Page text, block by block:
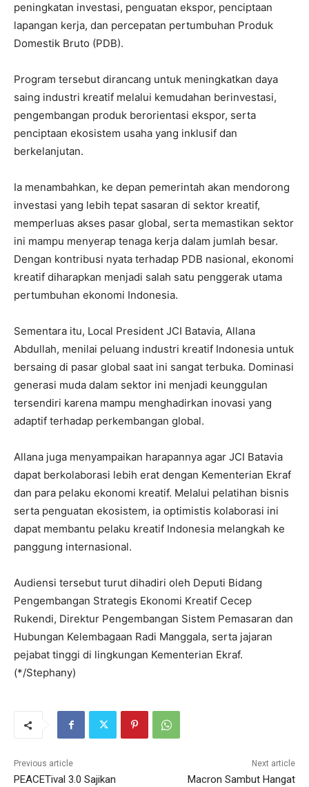
peningkatan investasi, penguatan ekspor, penciptaan
lapangan kerja, dan percepatan pertumbuhan Produk
Domestik Bruto (PDB).
Program tersebut dirancang untuk meningkatkan daya
saing industri kreatif melalui kemudahan berinvestasi,
pengembangan produk berorientasi ekspor, serta
penciptaan ekosistem usaha yang inklusif dan
berkelanjutan.
‎Ia menambahkan, ke depan pemerintah akan mendorong
investasi yang lebih tepat sasaran di sektor kreatif,
memperluas akses pasar global, serta memastikan sektor
ini mampu menyerap tenaga kerja dalam jumlah besar.
Dengan kontribusi nyata terhadap PDB nasional, ekonomi
kreatif diharapkan menjadi salah satu penggerak utama
pertumbuhan ekonomi Indonesia.
‎Sementara itu, Local President JCI Batavia, Allana
Abdullah, menilai peluang industri kreatif Indonesia untuk
bersaing di pasar global saat ini sangat terbuka. Dominasi
generasi muda dalam sektor ini menjadi keunggulan
tersendiri karena mampu menghadirkan inovasi yang
adaptif terhadap perkembangan global.
‎Allana juga menyampaikan harapannya agar JCI Batavia
dapat berkolaborasi lebih erat dengan Kementerian Ekraf
dan para pelaku ekonomi kreatif. Melalui pelatihan bisnis
serta penguatan ekosistem, ia optimistis kolaborasi ini
dapat membantu pelaku kreatif Indonesia melangkah ke
panggung internasional.
Audiensi tersebut turut dihadiri oleh Deputi Bidang
Pengembangan Strategis Ekonomi Kreatif Cecep
Rukendi, Direktur Pengembangan Sistem Pemasaran dan
Hubungan Kelembagaan Radi Manggala, serta jajaran
pejabat tinggi di lingkungan Kementerian Ekraf.
(*/Stephany)
Previous article
PEACETival 3.0 Sajikan
Next article
Macron Sambut Hangat